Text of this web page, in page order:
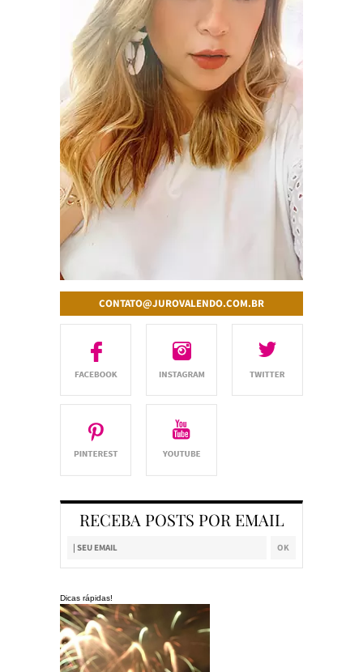
CONTATO@JUROVALENDO.COM.BR
RECEBA POSTS POR EMAIL
Dicas rápidas!